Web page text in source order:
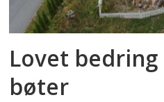
Lovet bedring
bøter